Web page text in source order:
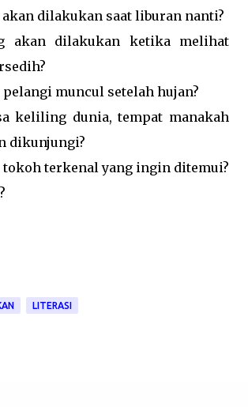
akan dilakukan saat liburan nanti?
akan dilakukan ketika melihat
pelangi muncul setelah hujan?
keliling dunia, tempat manakah
dikunjungi?
tokoh terkenal yang ingin ditemui?
LITERASI